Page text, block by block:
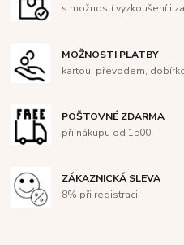
s možností vyzkoušení i
MOŽNOSTI PLATBY
kartou, převodem,
POŠTOVNÉ ZDARMA
při nákupu od 1500,-
ZÁKAZNICKÁ SLEVA
8% při registraci